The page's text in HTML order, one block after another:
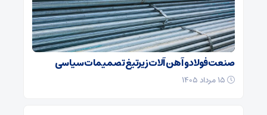
صنعت فولاد و آهن آلات زیر‌تیغ تصمیمات سیاسی